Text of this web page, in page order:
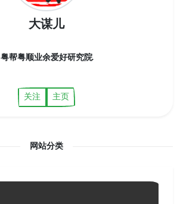
大谋儿
粤帮粤顺业余爱好研究院.
关注 主页
网站分类